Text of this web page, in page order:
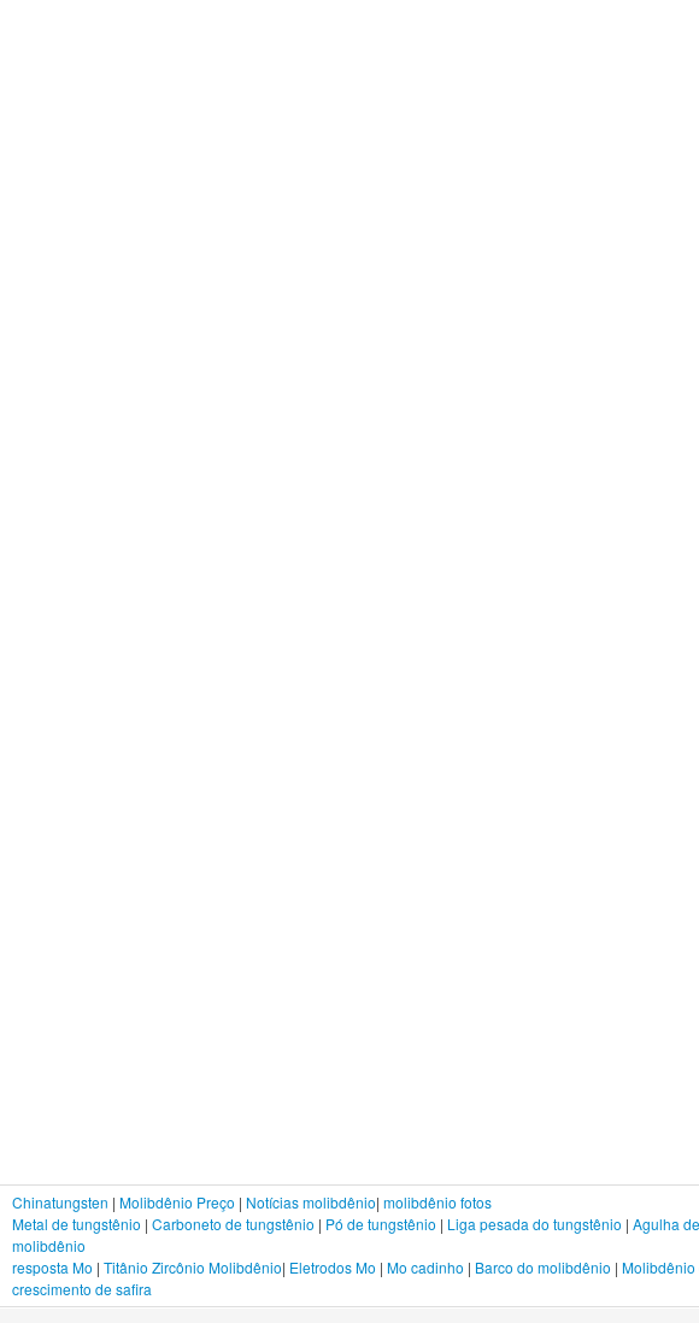
Chinatungsten | Molibdênio Preço | Notícias molibdênio| molibdênio fotos
Metal de tungstênio | Carboneto de tungstênio | Pó de tungstênio | Liga pesada do tungstênio | Agulha
molibdênio
resposta Mo | Titânio Zircônio Molibdênio| Eletrodos Mo | Mo cadinho | Barco do molibdênio | Molibdênio
crescimento de safira